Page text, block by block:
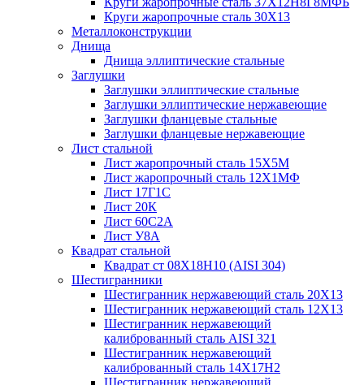
Круги жаропрочные сталь 30Х13
Металлоконструкции
Днища
Днища эллиптические стальные
Заглушки
Заглушки эллиптические стальные
Заглушки эллиптические нержавеющие
Заглушки фланцевые стальные
Заглушки фланцевые нержавеющие
Лист стальной
Лист жаропрочный сталь 15Х5М
Лист жаропрочный сталь 12Х1МФ
Лист 17Г1С
Лист 20К
Лист 60С2А
Лист У8А
Квадрат стальной
Квадрат ст 08Х18Н10 (AISI 304)
Шестигранники
Шестигранник нержавеющий сталь 20Х13
Шестигранник нержавеющий сталь 12Х13
Шестигранник нержавеющий
калиброванный сталь AISI 321
Шестигранник нержавеющий
калиброванный сталь 14Х17Н2